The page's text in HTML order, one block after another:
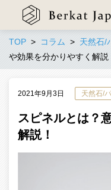
TOP コラム 天然石/
や効果を分かりやすく解説
2021年9月3日 天然石/
スピネルとは？
解説！